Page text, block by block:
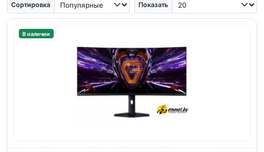
Сортировка Показать
В наличии